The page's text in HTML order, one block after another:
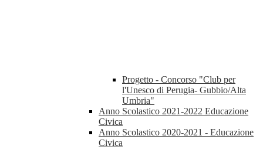
Progetto - Concorso "Club per
l'Unesco di Perugia- Gubbio/Alta
Umbria"
Anno Scolastico 2021-2022 Educazione
Civica
Anno Scolastico 2020-2021 - Educazione
Civica